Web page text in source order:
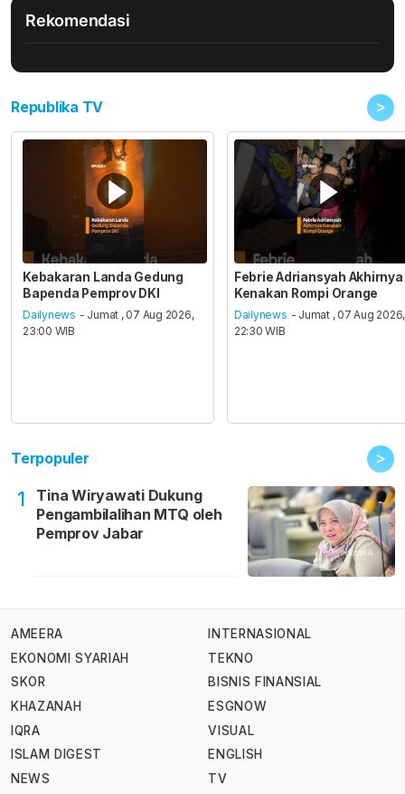
Rekomendasi
Republika TV >
Kebakaran Landa Gedung
Bapenda Pemprov DKI
Dailynews - Jumat , 07 Aug 2026,
23:00 WIB
Febrie Adriansyah Akhirnya
Kenakan Rompi Orange
Dailynews - Jumat , 07 Aug 2026,
22:30 WIB
Terpopuler >
1
Tina Wiryawati Dukung
Pengambilalihan MTQ oleh
Pemprov Jabar
AMEERA
EKONOMI SYARIAH
SKOR
KHAZANAH
IQRA
ISLAM DIGEST
NEWS
INTERNASIONAL
TEKNO
BISNIS FINANSIAL
ESGNOW
VISUAL
ENGLISH
TV